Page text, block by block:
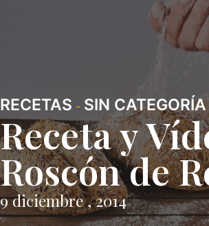
RECETAS - SIN CATEGORÍA
Receta y
Roscón de
9 diciembre , 2014